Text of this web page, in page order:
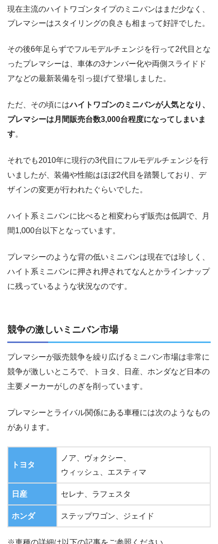
現在主流のハイトワゴンタイプのミニバンはまだ少なく、
プレマシーはスタイリングの良さも相まって好評でした。
その後6年足らずでフルモデルチェンジを行って2代目とな
ったプレマシーは、車体の3ナンバー化や両側スライドド
アなどの最新装備を引っ提げて登場しました。
ただ、その頃にはハイトワゴンのミニバンが人気となり、
プレマシーは月間販売台数3,000台程度になってしまいま
す。
それでも2010年に現行の3代目にフルモデルチェンジを行
いましたが、装備や性能はほぼ2代目を踏襲しており、デ
ザインの変更が行われたぐらいでした。
ハイト系ミニバンに比べると相変わらず販売は低調で、月
間1,000台以下となっています。
プレマシーのような背の低いミニバンは現在では珍しく、
ハイト系ミニバンに押され押されてなんとかラインナップ
に残っているような状況なのです。
競争の激しいミニバン市場
プレマシーが販売競争を繰り広げるミニバン市場は非常に
競争が激しいところで、トヨタ、日産、ホンダなど日本の
主要メーカーがしのぎを削っています。
プレマシーとライバル関係にある車種には次のようなもの
があります。
トヨタ
ノア、ヴォクシー、
ウィッシュ、エスティマ
日産 セレナ、ラフェスタ
ホンダ ステップワゴン、ジェイド
※車種の詳細は以下の記事をご参照ください。